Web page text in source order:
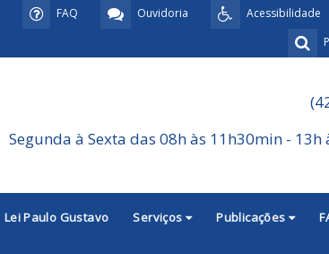
Acessibilidade
Ouvidoria
FAQ
Segunda à Sexta das 08h às 11h30min - 13h
Lei Paulo Gustavo Serviços Publicações